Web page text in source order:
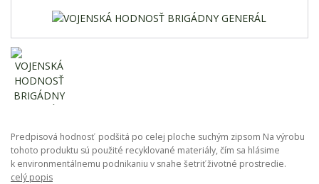
Predpisová hodnosť podšitá po celej ploche suchým zipsom Na výrobu
tohoto produktu sú použité recyklované materiály, čím sa hlásime
k environmentálnemu podnikaniu v snahe šetriť životné prostredie.
celý popis